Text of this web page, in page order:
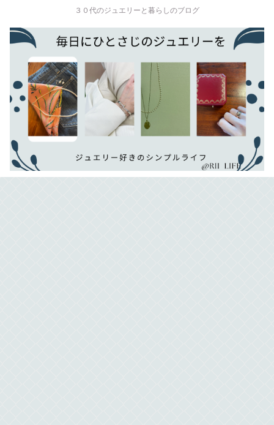
３０代のジュエリーと暮らしのブログ